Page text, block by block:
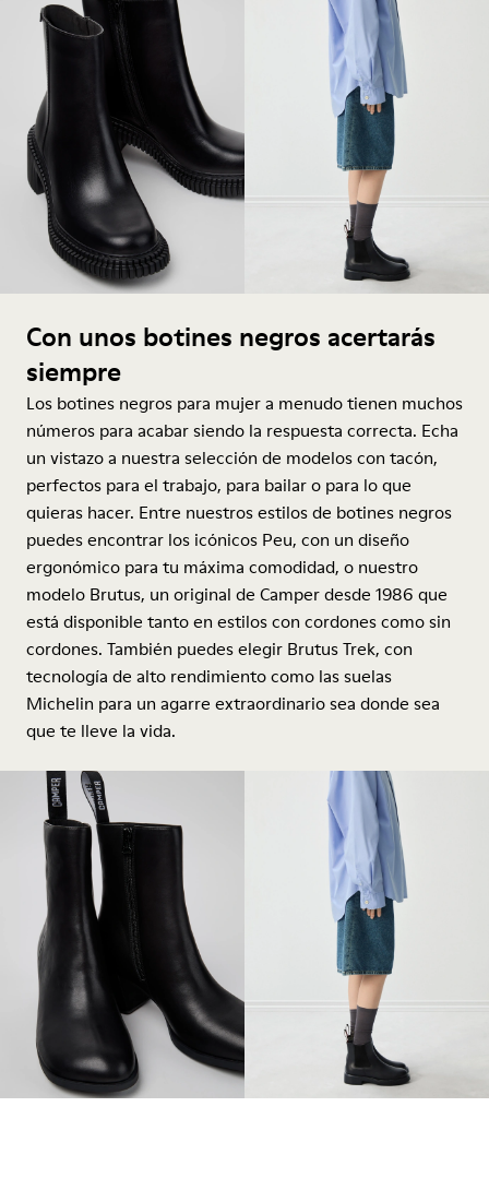
Con unos botines negros acertarás
siempre
Los botines negros para mujer a menudo tienen muchos
números para acabar siendo la respuesta correcta. Echa
un vistazo a nuestra selección de modelos con tacón,
perfectos para el trabajo, para bailar o para lo que
quieras hacer. Entre nuestros estilos de botines negros
puedes encontrar los icónicos Peu, con un diseño
ergonómico para tu máxima comodidad, o nuestro
modelo Brutus, un original de Camper desde 1986 que
está disponible tanto en estilos con cordones como sin
cordones. También puedes elegir Brutus Trek, con
tecnología de alto rendimiento como las suelas
Michelin para un agarre extraordinario sea donde sea
que te lleve la vida.